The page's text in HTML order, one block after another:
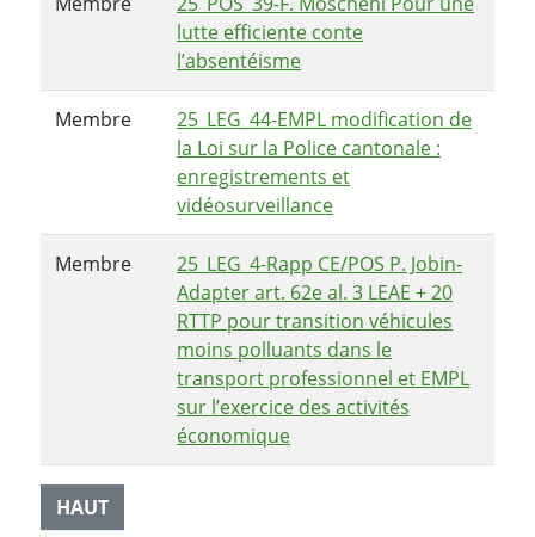
lutte efficiente conte
l’absentéisme
Membre
25_LEG_44-EMPL modification de
la Loi sur la Police cantonale :
enregistrements et
vidéosurveillance
Membre
25_LEG_4-Rapp CE/POS P. Jobin-
Adapter art. 62e al. 3 LEAE + 20
RTTP pour transition véhicules
moins polluants dans le
transport professionnel et EMPL
sur l’exercice des activités
économique
HAUT